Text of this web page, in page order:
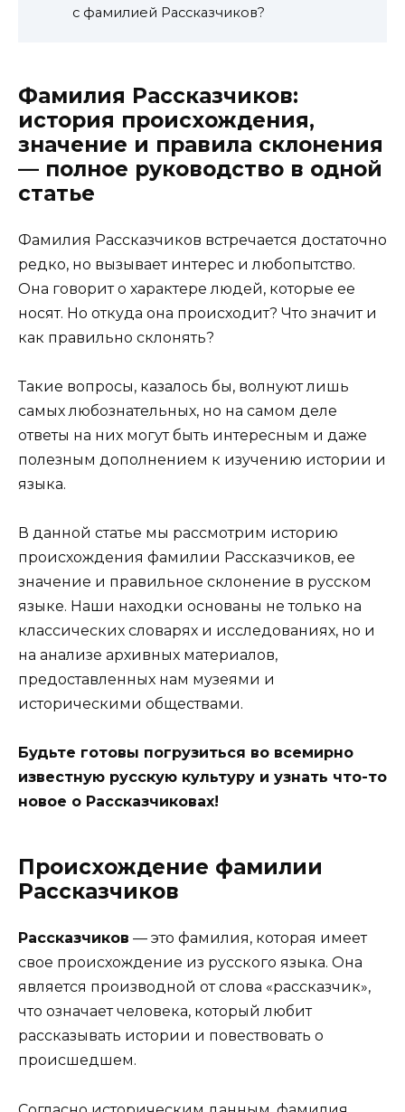
с фамилией Рассказчиков?
Фамилия Рассказчиков:
история происхождения,
значение и правила склонения
— полное руководство в одной
статье
Фамилия Рассказчиков встречается достаточно
редко, но вызывает интерес и любопытство.
Она говорит о характере людей, которые ее
носят. Но откуда она происходит? Что значит и
как правильно склонять?
Такие вопросы, казалось бы, волнуют лишь
самых любознательных, но на самом деле
ответы на них могут быть интересным и даже
полезным дополнением к изучению истории и
языка.
В данной статье мы рассмотрим историю
происхождения фамилии Рассказчиков, ее
значение и правильное склонение в русском
языке. Наши находки основаны не только на
классических словарях и исследованиях, но и
на анализе архивных материалов,
предоставленных нам музеями и
историческими обществами.
Будьте готовы погрузиться во всемирно
известную русскую культуру и узнать что-то
новое о Рассказчиковах!
Происхождение фамилии
Рассказчиков
Рассказчиков — это фамилия, которая имеет
свое происхождение из русского языка. Она
является производной от слова «рассказчик»,
что означает человека, который любит
рассказывать истории и повествовать о
происшедшем.